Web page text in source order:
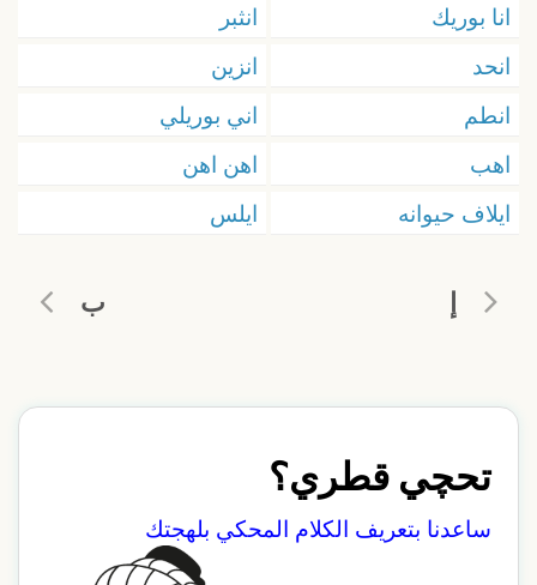
انا بوريك
انثبر
انحد
انزين
انطم
اني بوريلي
اهب
اهن اهن
ايلاف حيوانه
ايلس
إ ب
تحچي قطري؟
ساعدنا بتعريف الكلام المحكي بلهجتك